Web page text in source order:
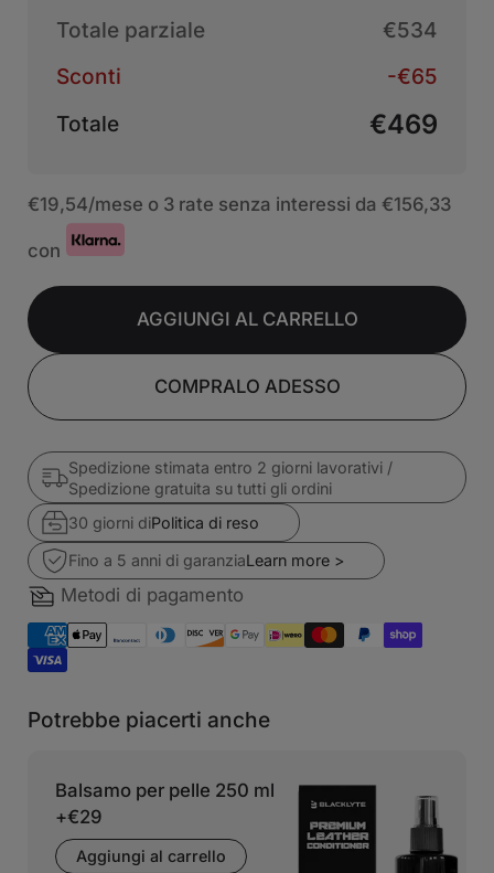
Totale parziale
€534
Sconti
-€65
Totale
€469
€19,54/mese o 3 rate senza interessi da €156,33
con
AGGIUNGI AL CARRELLO
COMPRALO ADESSO
Spedizione stimata entro 2 giorni lavorativi /
Spedizione gratuita su tutti gli ordini
30 giorni diPolitica di reso
Fino a 5 anni di garanziaLearn more >
Metodi di pagamento
Potrebbe piacerti anche
Balsamo per pelle 250 ml
+€29
Aggiungi al carrello